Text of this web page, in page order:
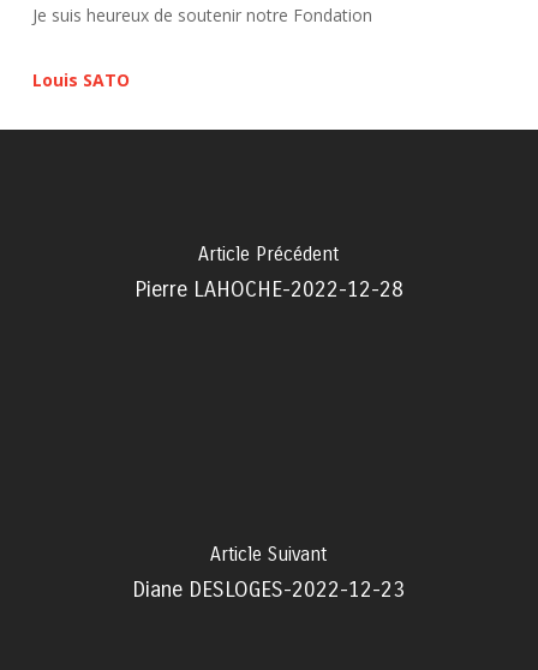
Je suis heureux de soutenir notre Fondation
Louis SATO
Article Précédent
Pierre LAHOCHE-2022-12-28
Article Suivant
Diane DESLOGES-2022-12-23